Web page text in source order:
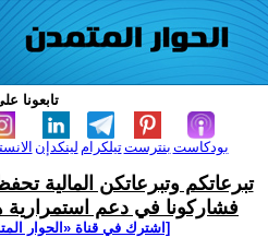
تابعونا
لينكدإن تيلكرامبنترست بودكاست
تبرعاتكم وتبرعاتكن المالية
فشاركونا في دعم استمرارية
[اشترك في قناة ‫«الحوار